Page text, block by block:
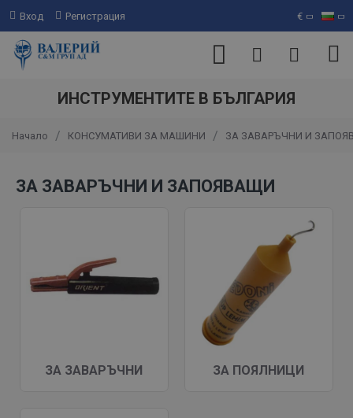
Вход Регистрация €
ИНСТРУМЕНТИТЕ В БЪЛГАРИЯ
Начало КОНСУМАТИВИ ЗА МАШИНИ ЗА ЗАВАРЪЧНИ И
ЗА ЗАВАРЪЧНИ И ЗАПОЯВАЩИ
ЗА ЗАВАРЪЧНИ ЗА ПОЯЛНИЦИ